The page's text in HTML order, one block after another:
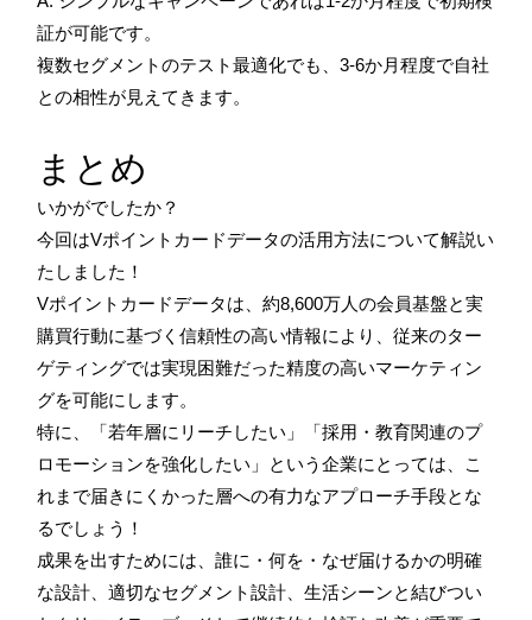
証が可能です。
複数セグメントのテスト最適化でも、3-6か月程度で自社
との相性が見えてきます。
まとめ
いかがでしたか？
今回はVポイントカードデータの活用方法について解説い
たしました！
Vポイントカードデータは、約8,600万人の会員基盤と実
購買行動に基づく信頼性の高い情報により、従来のター
ゲティングでは実現困難だった精度の高いマーケティン
グを可能にします。
特に、「若年層にリーチしたい」「採用・教育関連のプ
ロモーションを強化したい」という企業にとっては、こ
れまで届きにくかった層への有力なアプローチ手段とな
るでしょう！
成果を出すためには、誰に・何を・なぜ届けるかの明確
な設計、適切なセグメント設計、生活シーンと結びつい